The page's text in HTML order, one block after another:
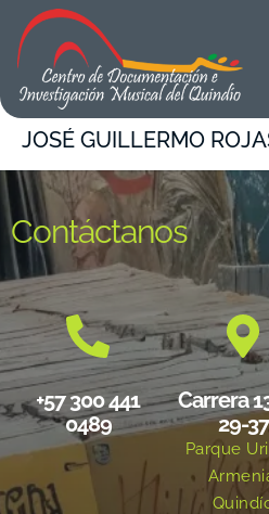
contenido
JOSÉ GUILLERMO
Contáctanos
+57 300 441
0489
Carrera
29-37
Parque